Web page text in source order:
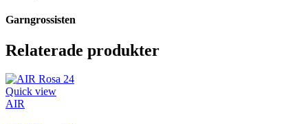
Garngrossisten
Relaterade produkter
Quick view
AIR